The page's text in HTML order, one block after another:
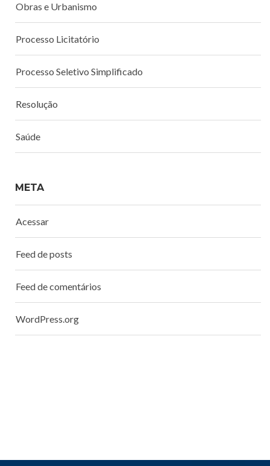
Obras e Urbanismo
Processo Licitatório
Processo Seletivo Simplificado
Resolução
Saúde
META
Acessar
Feed de posts
Feed de comentários
WordPress.org